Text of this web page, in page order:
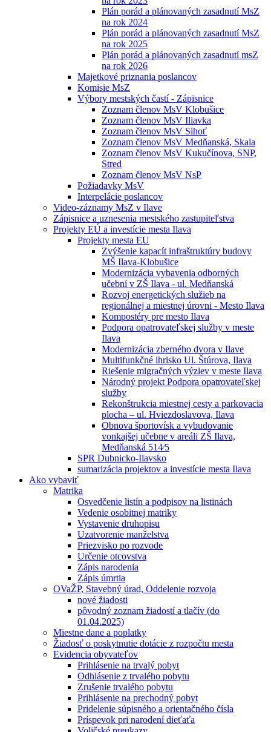
Plán porád a plánovaných zasadnutí MsZ
na rok 2024
Plán porád a plánovaných zasadnutí MsZ
na rok 2025
Plán porád a plánovaných zasadnutí msZ
na rok 2026
Majetkové priznania poslancov
Komisie MsZ
Výbory mestských častí - Zápisnice
Zoznam členov MsV Klobušice
Zoznam členov MsV Iliavka
Zoznam členov MsV Sihoť
Zoznam členov MsV Medňanská, Skala
Zoznam členov MsV Kukučínova, SNP,
Stred
Zoznam členov MsV NsP
Požiadavky MsV
Interpelácie poslancov
Video-záznamy MsZ v Ilave
Zápisnice a uznesenia mestského zastupiteľstva
Projekty EÚ a investície mesta Ilava
Projekty mesta EU
Zvýšenie kapacít infraštruktúry budovy
MŠ Ilava-Klobušice
Modernizácia vybavenia odborných
učební v ZŠ Ilava - ul. Medňanská
Rozvoj energetických služieb na
regionálnej a miestnej úrovni - Mesto Ilava
Kompostéry pre mesto Ilava
Podpora opatrovateľskej služby v meste
Ilava
Modernizácia zberného dvora v Ilave
Multifunkčné ihrisko Ul. Štúrova, Ilava
Riešenie migračných výziev v meste Ilava
Národný projekt Podpora opatrovateľskej
služby
Rekonštrukcia miestnej cesty a parkovacia
plocha – ul. Hviezdoslavova, Ilava
Obnova športovísk a vybudovanie
vonkajšej učebne v areáli ZŠ Ilava,
Medňanská 514⁄5
SPR Dubnicko-Ilavsko
sumarizácia projektov a investície mesta Ilava
Ako vybaviť
Matrika
Osvedčenie listín a podpisov na listinách
Vedenie osobitnej matriky
Vystavenie druhopisu
Uzatvorenie manželstva
Priezvisko po rozvode
Určenie otcovstva
Zápis narodenia
Zápis úmrtia
OVaŽP, Stavebný úrad, Oddelenie rozvoja
nové žiadosti
pôvodný zoznam žiadostí a tlačív (do
01.04.2025)
Miestne dane a poplatky
Žiadosť o poskytnutie dotácie z rozpočtu mesta
Evidencia obyvateľov
Prihlásenie na trvalý pobyt
Odhlásenie z trvalého pobytu
Zrušenie trvalého pobytu
Prihlásenie na prechodný pobyt
Pridelenie súpisného a orientačného čísla
Príspevok pri narodení dieťaťa